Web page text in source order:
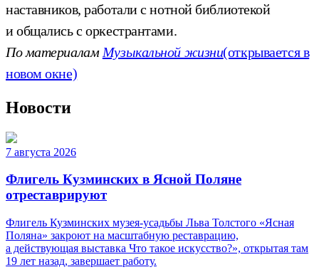
наставников, работали с нотной библиотекой
и общались с оркестрантами.
По материалам Музыкальной жизни(открывается в
новом окне)
Новости
7 августа 2026
Флигель Кузминских в Ясной Поляне
отреставрируют
Флигель Кузминских музея-усадьбы Льва Толстого «Ясная
Поляна» закроют на масштабную реставрацию,
а действующая выставка Что такое искусство?», открытая там
19 лет назад, завершает работу.